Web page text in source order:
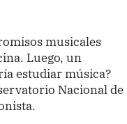
musicales
Luego, un
estudiar música?
Nacional de